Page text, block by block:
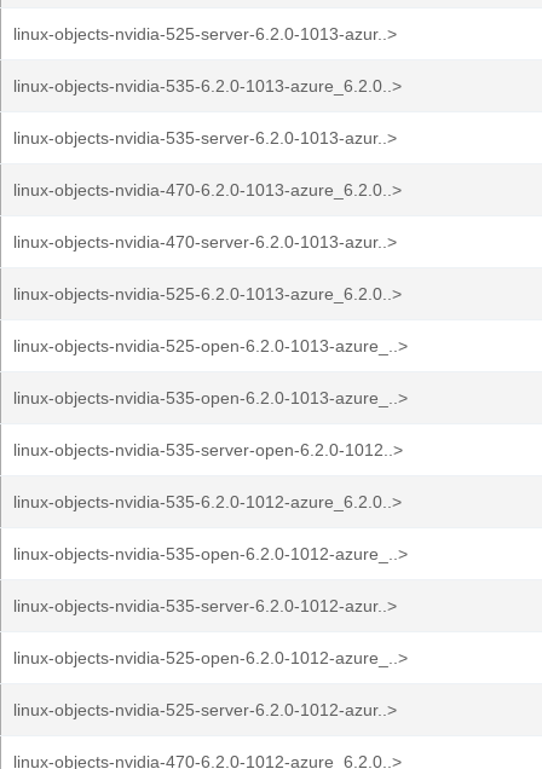
linux-objects-nvidia-525-server-6.2.0-1013-azur..>
linux-objects-nvidia-535-6.2.0-1013-azure_6.2.0..>
linux-objects-nvidia-535-server-6.2.0-1013-azur..>
linux-objects-nvidia-470-6.2.0-1013-azure_6.2.0..>
linux-objects-nvidia-470-server-6.2.0-1013-azur..>
linux-objects-nvidia-525-6.2.0-1013-azure_6.2.0..>
linux-objects-nvidia-525-open-6.2.0-1013-azure_..>
linux-objects-nvidia-535-open-6.2.0-1013-azure_..>
linux-objects-nvidia-535-server-open-6.2.0-1012..>
linux-objects-nvidia-535-6.2.0-1012-azure_6.2.0..>
linux-objects-nvidia-535-open-6.2.0-1012-azure_..>
linux-objects-nvidia-535-server-6.2.0-1012-azur..>
linux-objects-nvidia-525-open-6.2.0-1012-azure_..>
linux-objects-nvidia-525-server-6.2.0-1012-azur..>
linux-objects-nvidia-470-6.2.0-1012-azure_6.2.0..>